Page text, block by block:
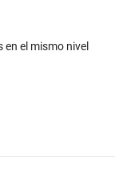
el mismo nivel